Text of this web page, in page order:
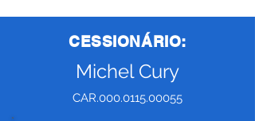
CESSIONÁRIO:
Michel Cury
CAR.000.0115.00055